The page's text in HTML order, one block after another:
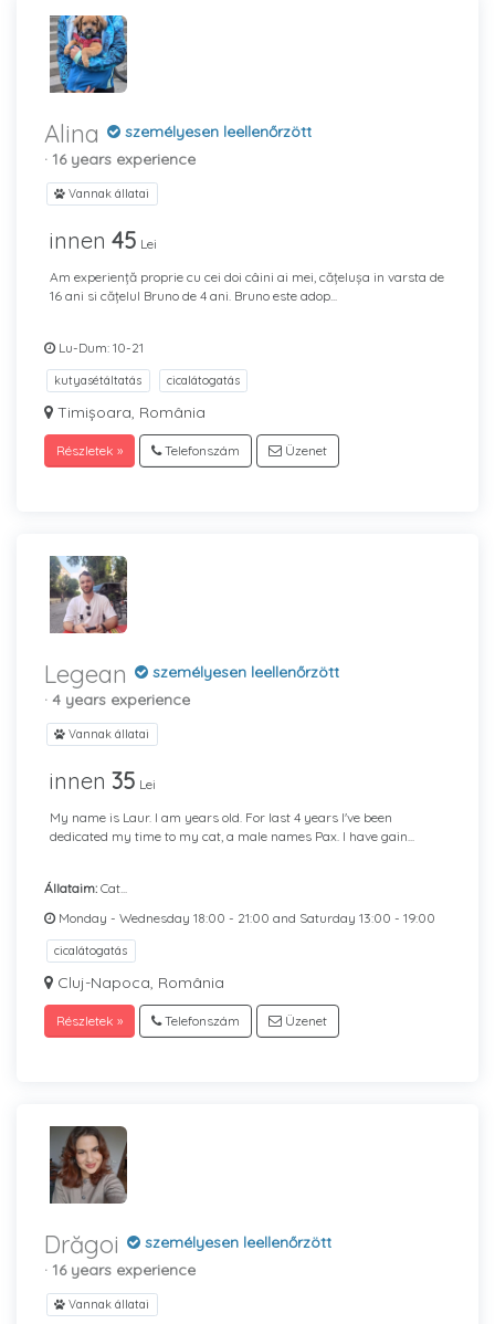
Alina
személyesen leellenőrzött
· 16 years experience
Vannak állatai
innen 45 Lei
Am experiență proprie cu cei doi câini ai mei, cățelușa in varsta de
16 ani si cățelul Bruno de 4 ani. Bruno este adop...
Lu-Dum: 10-21
kutyasétáltatás cicalátogatás
Timișoara, România
Részletek » Telefonszám Üzenet
Legean
személyesen leellenőrzött
· 4 years experience
Vannak állatai
innen 35 Lei
My name is Laur. I am years old. For last 4 years I've been
dedicated my time to my cat, a male names Pax. I have gain...
Állataim: Cat...
Monday - Wednesday 18:00 - 21:00 and Saturday 13:00 - 19:00
cicalátogatás
Cluj-Napoca, România
Részletek » Telefonszám Üzenet
Drăgoi
személyesen leellenőrzött
· 16 years experience
Vannak állatai